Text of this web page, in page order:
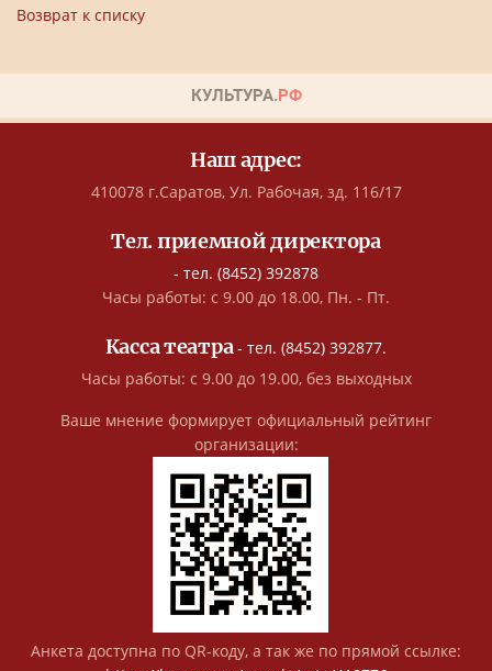
Возврат к списку
Наш адрес:
410078 г.Саратов, Ул. Рабочая, зд. 116/17
Тел. приемной директора
- тел. (8452) 392878
Часы работы: с 9.00 до 18.00, Пн. - Пт.
Касса театра- тел. (8452) 392877.
Часы работы: с 9.00 до 19.00, без выходных
Ваше мнение формирует официальный рейтинг
организации:
Анкета доступна по QR-коду, а так же по прямой ссылке: